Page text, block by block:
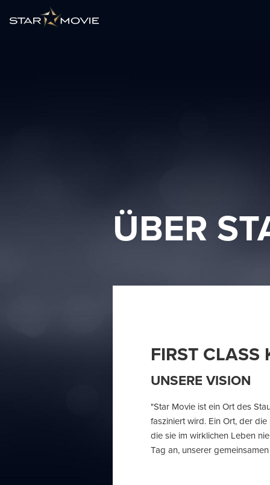
ÜBER
FIRST CLASS
UNSERE VISION
"Star Movie ist ein Ort des
fasziniert wird. Ein Ort, der
die sie im wirklichen Leben
Tag an, unserer